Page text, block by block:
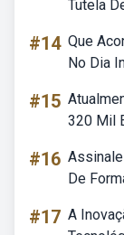
Tutela
#14 Que
No Dia
#15
320 Mil
#16
De
#17 A